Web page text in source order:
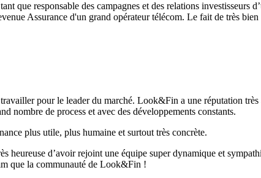
que responsable des campagnes et des relations investisseurs
Assurance d'un grand opérateur télécom. Le fait de très
pour le leader du marché. Look&Fin a une réputation très
nombre de process et avec des développements constants.
plus utile, plus humaine et surtout très concrète.
d’avoir rejoint une équipe super dynamique et
que la communauté de Look&Fin !